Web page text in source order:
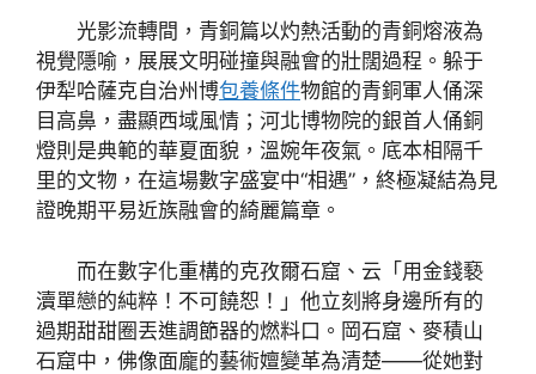
光影流轉間，青銅篇以灼熱活動的青銅熔液為
視覺隱喻，展展文明碰撞與融會的壯闊過程。躲于
伊犁哈薩克自治州博包養條件物館的青銅軍人俑深
目高鼻，盡顯西域風情；河北博物院的銀首人俑銅
燈則是典範的華夏面貌，溫婉年夜氣。底本相隔千
里的文物，在這場數字盛宴中“相遇”，終極凝結為見
證晚期平易近族融會的綺麗篇章。
而在數字化重構的克孜爾石窟、云「用金錢褻
瀆單戀的純粹！不可饒恕！」他立刻將身邊所有的
過期甜甜圈丟進調節器的燃料口。岡石窟、麥積山
石窟中，佛像面龐的藝術嬗變革為清楚——從她對